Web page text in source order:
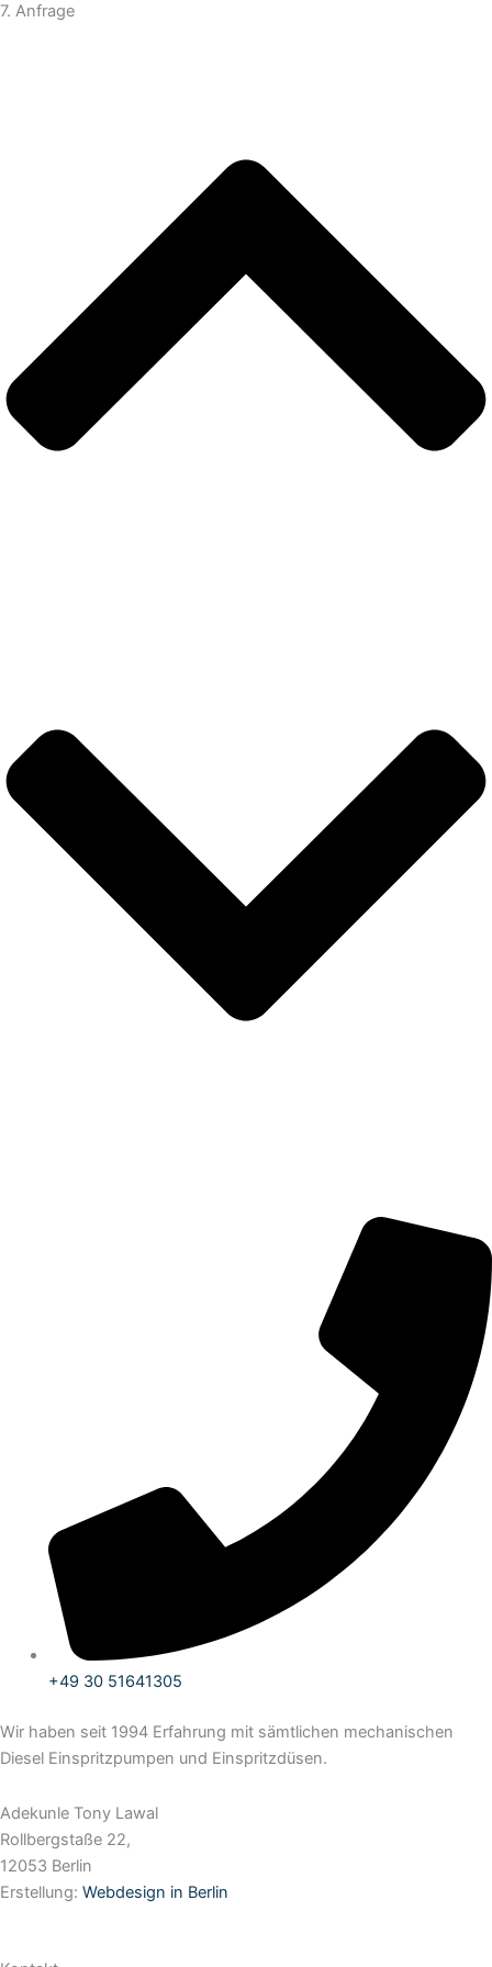
7. Anfrage
+49 30 51641305
Wir haben seit 1994 Erfahrung mit sämtlichen mechanischen
Diesel Einspritzpumpen und Einspritzdüsen.
Adekunle Tony Lawal
Rollbergstaße 22,
12053 Berlin
Erstellung: Webdesign in Berlin